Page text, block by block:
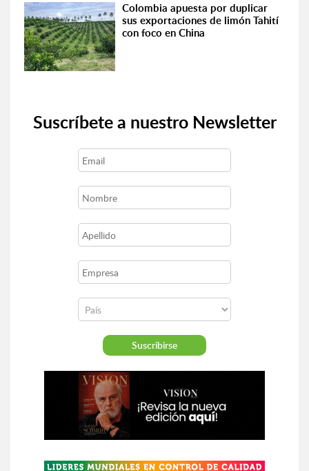
Colombia apuesta por duplicar
sus exportaciones de limón Tahití
con foco en China
Suscríbete a nuestro Newsletter